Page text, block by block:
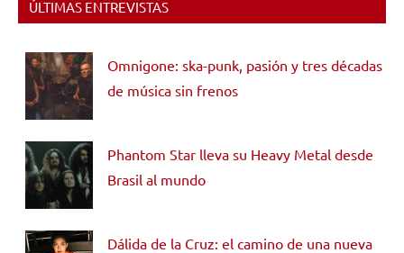
ÚLTIMAS ENTREVISTAS
Omnigone: ska-punk, pasión y tres décadas
de música sin frenos
Phantom Star lleva su Heavy Metal desde
Brasil al mundo
Dálida de la Cruz: el camino de una nueva